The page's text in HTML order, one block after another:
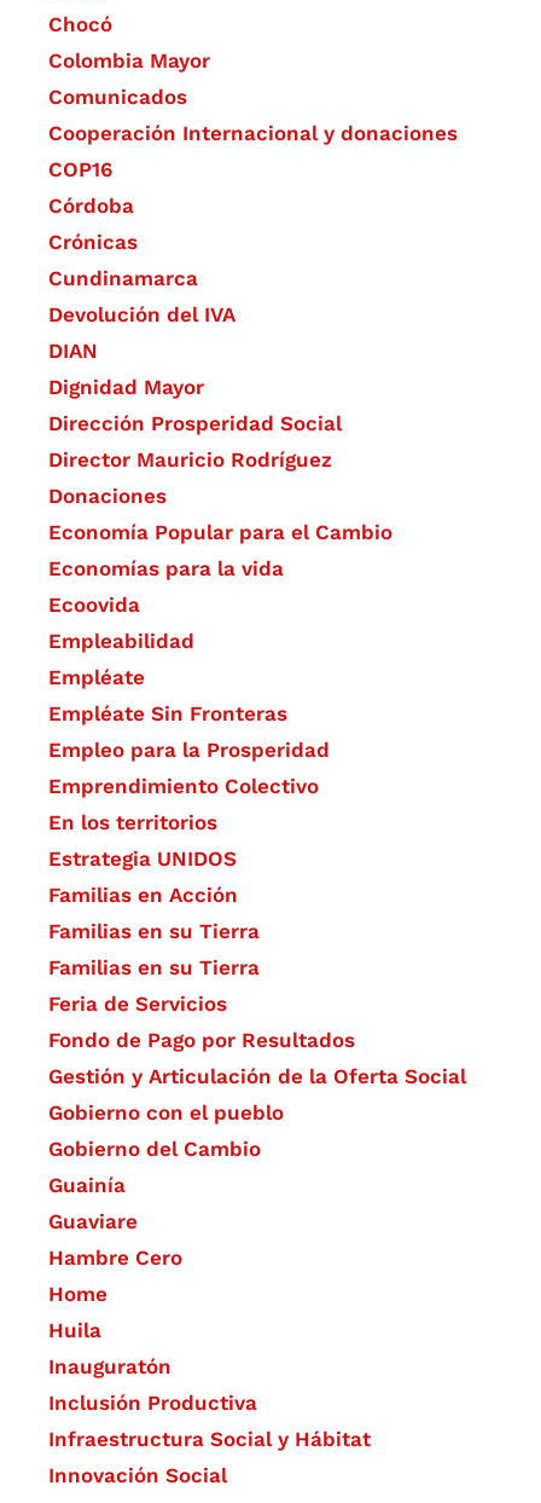
Chocó
Colombia Mayor
Comunicados
Cooperación Internacional y donaciones
COP16
Córdoba
Crónicas
Cundinamarca
Devolución del IVA
DIAN
Dignidad Mayor
Dirección Prosperidad Social
Director Mauricio Rodríguez
Donaciones
Economía Popular para el Cambio
Economías para la vida
Ecoovida
Empleabilidad
Empléate
Empléate Sin Fronteras
Empleo para la Prosperidad
Emprendimiento Colectivo
En los territorios
Estrategia UNIDOS
Familias en Acción
Familias en su Tierra
Familias en su Tierra
Feria de Servicios
Fondo de Pago por Resultados
Gestión y Articulación de la Oferta Social
Gobierno con el pueblo
Gobierno del Cambio
Guainía
Guaviare
Hambre Cero
Home
Huila
Inauguratón
Inclusión Productiva
Infraestructura Social y Hábitat
​Innovación Social